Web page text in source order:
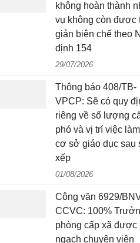
không hoàn thành
vụ không còn được
giản biên chế theo
định 154
29/07/2026
Thông báo 408/TB-
VPCP: Sẽ có quy
riêng về số lượng
phó và vị trí việc
cơ sở giáo dục sau
xếp
01/08/2026
Công văn 6929/
CCVC: 100%
phòng cấp xã được
ngạch chuyên viên